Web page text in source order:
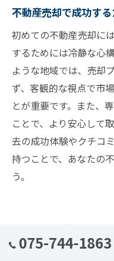
不動産売却で成功す
初めての不動産売却に
するためには冷静な心
ような地域では、売却
ず、客観的な視点で市
とが重要です。また、
ことで、より安心して
去の成功体験やクチコ
持つことで、あなたの
う。
不動産売却
の地域文化の
075-744-1863